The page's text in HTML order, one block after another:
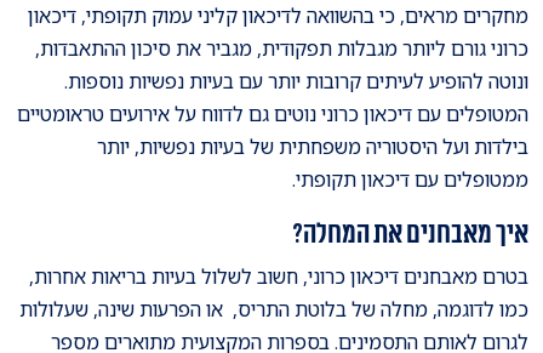
מחקרים מראים, כי בהשוואה לדיכאון קליני עמוק תקופתי, דיכאון
כרוני גורם ליותר מגבלות תפקודית, מגביר את סיכון ההתאבדות,
ונוטה להופיע לעיתים קרובות יותר עם בעיות נפשיות נוספות.
המטופלים עם דיכאון כרוני נוטים גם לדווח על אירועים טראומטיים
בילדות ועל היסטוריה משפחתית של בעיות נפשיות, יותר
ממטופלים עם דיכאון תקופתי.
איך מאבחנים את המחלה?
בטרם מאבחנים דיכאון כרוני, חשוב לשלול בעיות בריאות אחרות,
כמו לדוגמה, מחלה של בלוטת התריס, או הפרעות שינה, שעלולות
לגרום לאותם התסמינים. בספרות המקצועית מתוארים מספר